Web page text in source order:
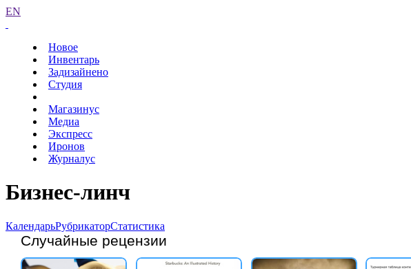
EN
Новое
Инвентарь
Задизайнено
Студия
Магазинус
Медиа
Экспресс
Иронов
Журналус
Бизнес-линч
КалендарьРубрикаторСтатистика
Случайные рецензии